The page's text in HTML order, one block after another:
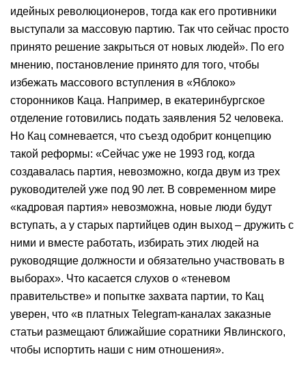
идейных революционеров, тогда как его противники
выступали за массовую партию. Так что сейчас просто
принято решение закрыться от новых людей». По его
мнению, постановление принято для того, чтобы
избежать массового вступления в «Яблоко»
сторонников Каца. Например, в екатеринбургское
отделение готовились подать заявления 52 человека.
Но Кац сомневается, что съезд одобрит концепцию
такой реформы: «Сейчас уже не 1993 год, когда
создавалась партия, невозможно, когда двум из трех
руководителей уже под 90 лет. В современном мире
«кадровая партия» невозможна, новые люди будут
вступать, а у старых партийцев один выход – дружить с
ними и вместе работать, избирать этих людей на
руководящие должности и обязательно участвовать в
выборах». Что касается слухов о «теневом
правительстве» и попытке захвата партии, то Кац
уверен, что «в платных Telegram-каналах заказные
статьи размещают ближайшие соратники Явлинского,
чтобы испортить наши с ним отношения».